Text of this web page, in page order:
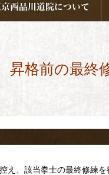
昇格前の最終
え、該当拳士の最終修練を